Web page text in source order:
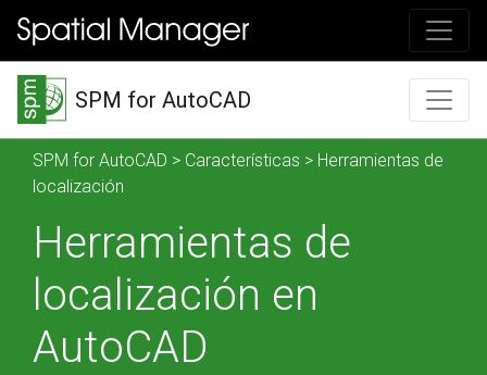
SPM for AutoCAD
SPM for AutoCAD > Características > Herramientas de
localización
Herramientas de
localización en
AutoCAD